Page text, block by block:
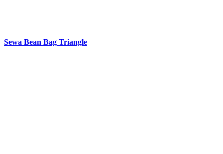
Sewa Bean Bag Triangle